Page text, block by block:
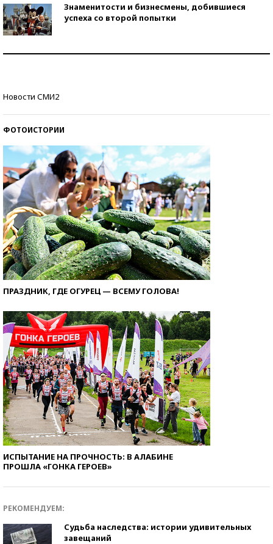
Знаменитости и бизнесмены, добившиеся
успеха со второй попытки
Новости СМИ2
ФОТОИСТОРИИ
ПРАЗДНИК, ГДЕ ОГУРЕЦ — ВСЕМУ ГОЛОВА!
ИСПЫТАНИЕ НА ПРОЧНОСТЬ: В АЛАБИНЕ
ПРОШЛА «ГОНКА ГЕРОЕВ»
РЕКОМЕНДУЕМ:
Судьба наследства: истории удивительных
завещаний